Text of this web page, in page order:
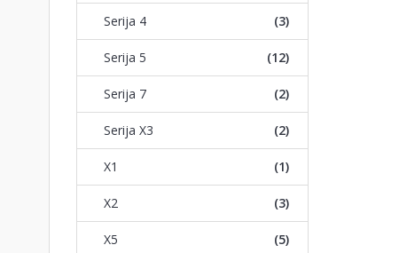
Serija 4 (3)
Serija 5 (12)
Serija 7 (2)
Serija X3 (2)
X1 (1)
X2 (3)
X5 (5)